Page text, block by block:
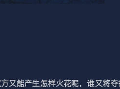
能产生怎样火花呢，谁又将